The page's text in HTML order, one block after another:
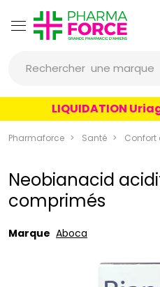
Rechercher
un produit
une marque
LIQUIDATION
Pharmaforce Santé Confort
Neobianacid
comprimés
Marque Aboca